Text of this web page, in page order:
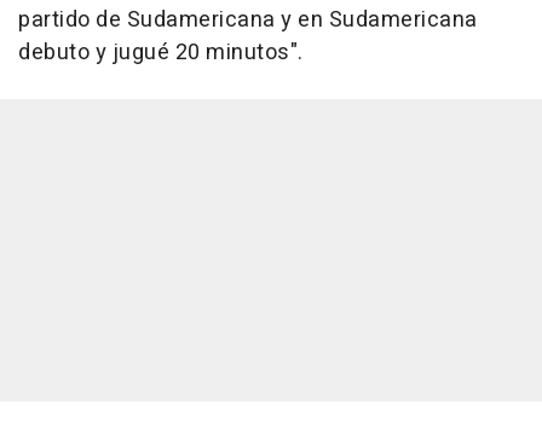
partido de Sudamericana y en Sudamericana
debuto y jugué 20 minutos".